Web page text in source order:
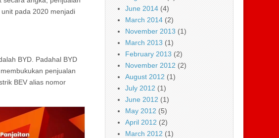
pada 2020 menjadi
BYD. Padahal BYD
penjualan
BEV alias nomor
June 2014 (4)
March 2014 (2)
November 2013 (1)
March 2013 (1)
February 2013 (2)
November 2012 (2)
August 2012 (1)
July 2012 (1)
June 2012 (1)
May 2012 (5)
April 2012 (2)
March 2012 (1)